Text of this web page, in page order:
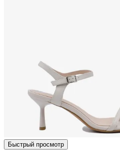
Быстрый просмотр